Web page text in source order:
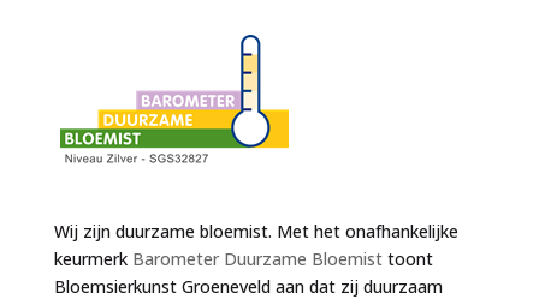
Wij zijn duurzame bloemist. Met het onafhankelijke
keurmerk Barometer Duurzame Bloemisttoont
Bloemsierkunst Groeneveld aan dat zij duurzaam